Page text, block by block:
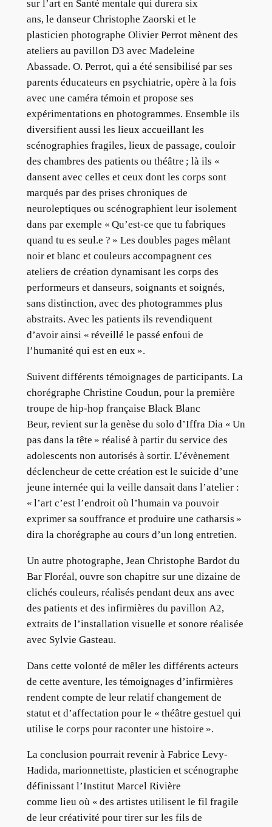
sur l’art en Santé mentale qui durera six
ans, le danseur Christophe Zaorski et le
plasticien photographe Olivier Perrot mènent des
ateliers au pavillon D3 avec Madeleine
Abassade. O. Perrot, qui a été sensibilisé par ses
parents éducateurs en psychiatrie, opère à la fois
avec une caméra témoin et propose ses
expérimentations en photogrammes. Ensemble ils
diversifient aussi les lieux accueillant les
scénographies fragiles, lieux de passage, couloir
des chambres des patients ou théâtre ; là ils «
dansent avec celles et ceux dont les corps sont
marqués par des prises chroniques de
neuroleptiques ou scénographient leur isolement
dans par exemple « Qu’est-ce que tu fabriques
quand tu es seul.e ? » Les doubles pages mêlant
noir et blanc et couleurs accompagnent ces
ateliers de création dynamisant les corps des
performeurs et danseurs, soignants et soignés,
sans distinction, avec des photogrammes plus
abstraits. Avec les patients ils revendiquent
d’avoir ainsi « réveillé le passé enfoui de
l’humanité qui est en eux ».
Suivent différents témoignages de participants. La
chorégraphe Christine Coudun, pour la première
troupe de hip-hop française Black Blanc
Beur, revient sur la genèse du solo d’Iffra Dia « Un
pas dans la tête » réalisé à partir du service des
adolescents non autorisés à sortir. L’évènement
déclencheur de cette création est le suicide d’une
jeune internée qui la veille dansait dans l’atelier :
« l’art c’est l’endroit où l’humain va pouvoir
exprimer sa souffrance et produire une catharsis »
dira la chorégraphe au cours d’un long entretien.
Un autre photographe, Jean Christophe Bardot du
Bar Floréal, ouvre son chapitre sur une dizaine de
clichés couleurs, réalisés pendant deux ans avec
des patients et des infirmières du pavillon A2,
extraits de l’installation visuelle et sonore réalisée
avec Sylvie Gasteau.
Dans cette volonté de mêler les différents acteurs
de cette aventure, les témoignages d’infirmières
rendent compte de leur relatif changement de
statut et d’affectation pour le « théâtre gestuel qui
utilise le corps pour raconter une histoire ».
La conclusion pourrait revenir à Fabrice Levy-
Hadida, marionnettiste, plasticien et scénographe
définissant l’Institut Marcel Rivière
comme lieu où « des artistes utilisent le fil fragile
de leur créativité pour tirer sur les fils de